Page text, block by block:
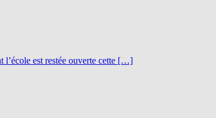
l’école est restée ouverte cette […]